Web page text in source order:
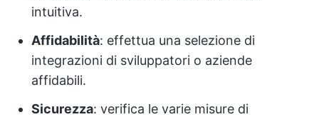
intuitiva.
Affidabilità: effettua una selezione di
integrazioni di sviluppatori o aziende
affidabili.
Sicurezza: verifica le varie misure di